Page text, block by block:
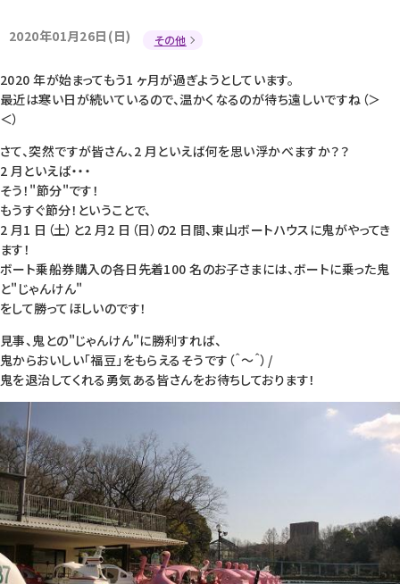
2020年01月26日(日) その他
2020 年が始まってもう1 ヶ月が過ぎようとしています。
最近は寒い日が続いているので、温かくなるのが待ち遠しいですね（＞
＜）
さて、突然ですが皆さん、2 月といえば何を思い浮かべますか？？
2 月といえば・・・
そう！"節分"です！
もうすぐ節分！ということで、
2 月1 日（土）と2 月2 日（日）の2 日間、東山ボートハウスに鬼がやってき
ます！
ボート乗船券購入の各日先着100 名のお子さまには、ボートに乗った鬼
と"じゃんけん"
をして勝ってほしいのです！
見事、鬼との"じゃんけん"に勝利すれば、
鬼からおいしい「福豆」をもらえるそうです（＾～＾）/
鬼を退治してくれる勇気ある皆さんをお待ちしております！